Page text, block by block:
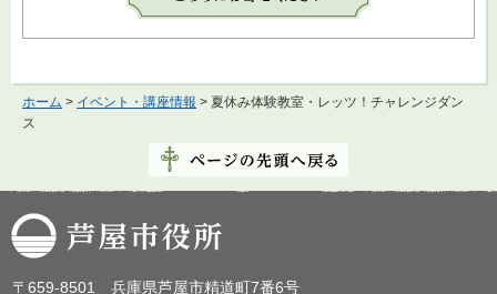
ホーム > イベント・講座情報 > 夏休み体験教室・レッツ！チャレンジダン
ス
芦屋市役所
〒659-8501 兵庫県芦屋市精道町7番6号